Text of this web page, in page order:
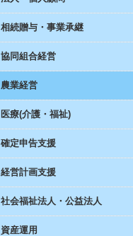
相続贈与・事業承継
協同組合経営
農業経営
医療(介護・福祉)
確定申告支援
経営計画支援
社会福祉法人・公益法人
資産運用